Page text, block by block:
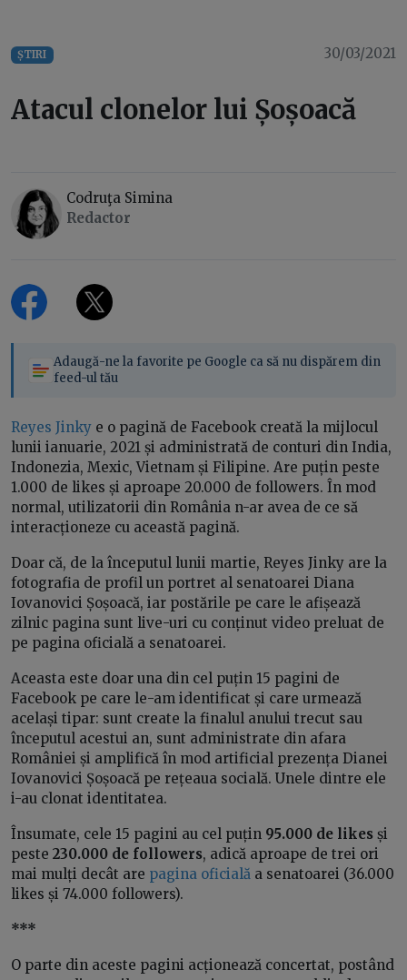
ȘTIRI 30/03/2021
Atacul clonelor lui Șoșoacă
Codruţa Simina
Redactor
Adaugă-ne la favorite pe Google ca să nu dispărem din
feed-ul tău
Reyes Jinky e o pagină de Facebook creată la mijlocul
lunii ianuarie, 2021 și administrată de conturi din India,
Indonezia, Mexic, Vietnam și Filipine. Are puțin peste
1.000 de likes și aproape 20.000 de followers. În mod
normal, utilizatorii din România n-ar avea de ce să
interacționeze cu această pagină.
Doar că, de la începutul lunii martie, Reyes Jinky are la
fotografia de profil un portret al senatoarei Diana
Iovanovici Șoșoacă, iar postările pe care le afișează
zilnic pagina sunt live-uri cu conținut video preluat de
pe pagina oficială a senatoarei.
Aceasta este doar una din cel puțin 15 pagini de
Facebook pe care le-am identificat și care urmează
același tipar: sunt create la finalul anului trecut sau
începutul acestui an, sunt administrate din afara
României și amplifică în mod artificial prezența Dianei
Iovanovici Șoșoacă pe rețeaua socială. Unele dintre ele
i-au clonat identitatea.
Însumate, cele 15 pagini au cel puțin 95.000 de likes și
peste 230.000 de followers, adică aproape de trei ori
mai mulți decât are pagina oficială a senatoarei (36.000
likes și 74.000 followers).
***
O parte din aceste pagini acționează concertat, postând